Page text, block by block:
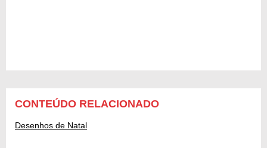
CONTEÚDO RELACIONADO
Desenhos de Natal